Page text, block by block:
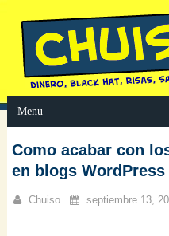
Menu
Como acabar con
en blogs WordPress
Chuiso septiembre 13,